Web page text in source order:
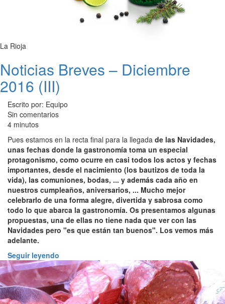
La Rioja
Noticias Breves – Diciembre
2016 (III)
Escrito por: Equipo
Sin comentarios
4 minutos
Pues estamos en la recta final para la llegada de las Navidades,
unas fechas donde la gastronomía toma un especial
protagonismo, como ocurre en casi todos los actos y fechas
importantes, desde el nacimiento (los bautizos de toda la
vida), las comuniones, bodas, ... y además cada año en
nuestros cumpleaños, aniversarios, ... Mucho mejor
celebrarlo de una forma alegre, divertida y sabrosa como
todo lo que abarca la gastronomía. Os presentamos algunas
propuestas, una de ellas no tiene nada que ver con las
Navidades pero "es que están tan buenos". Los vemos más
adelante.
Seguir leyendo